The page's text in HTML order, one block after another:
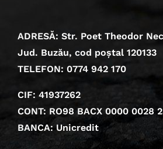
ADRESĂ: Str. Poet Theodor
Jud. Buzău, cod poștal 120133
TELEFON: 0774 942 170
CIF: 41937262
CONT: RO98 BACX 0000 0028
BANCA: Unicredit